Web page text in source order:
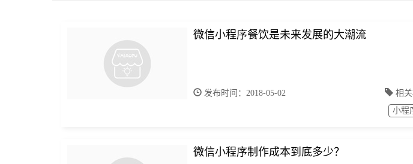
微信小程序餐饮是未来发展的大潮流
发布时间：2018-05-02 相关
小程
微信小程序制作成本到底多少？